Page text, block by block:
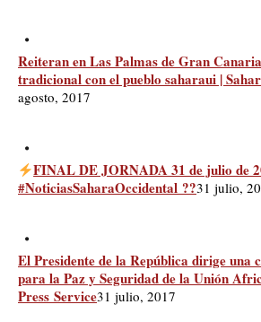
Reiteran en Las Palmas de Gran
tradicional con el pueblo saharaui |
agosto, 2017
FINAL DE JORNADA 31 de julio de
#NoticiasSaharaOccidental ??31 julio,
El Presidente de la República dirige una
para la Paz y Seguridad de la Unión
Press Service31 julio, 2017